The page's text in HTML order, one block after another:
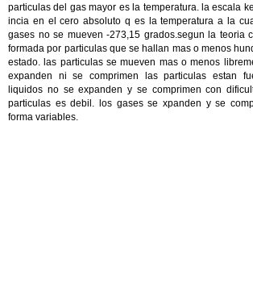
particulas del gas mayor es la temperatura. la escala
incia en el cero absoluto q es la temperatura a la
gases no se mueven -273,15 grados.segun la teoria
formada por particulas que se hallan mas o menos
estado. las particulas se mueven mas o menos
expanden ni se comprimen las particulas estan
liquidos no se expanden y se comprimen con
particulas es debil. los gases se xpanden y se
forma variables.